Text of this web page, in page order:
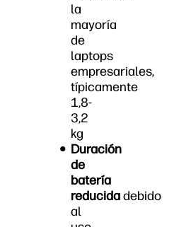
la
mayoría
de
laptops
empresariales,
típicamente
1,8-
3,2
kg
Duración
de
batería
reducidadebido
al